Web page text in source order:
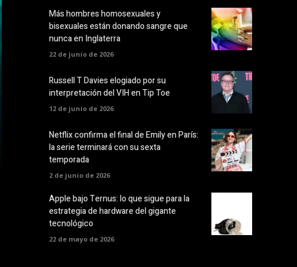
Más hombres homosexuales y
bisexuales están donando sangre que
nunca en Inglaterra
22 de junio de 2026
Russell T Davies elogiado por su
interpretación del VIH en Tip Toe
12 de junio de 2026
Netflix confirma el final de Emily en París:
la serie terminará con su sexta
temporada
2 de junio de 2026
Apple bajo Ternus: lo que sigue para la
estrategia de hardware del gigante
tecnológico
22 de mayo de 2026